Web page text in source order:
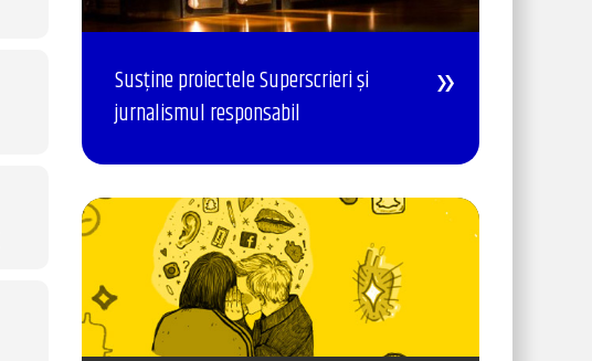
Susține proiectele Superscrieri și
jurnalismul responsabil